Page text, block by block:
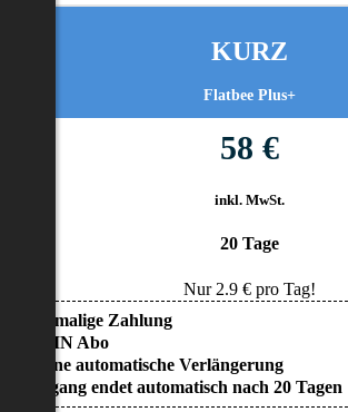
KURZ
Flatbee Plus+
58 €
inkl. MwSt.
20 Tage
Nur 2.9€ pro Tag!
• Einmalige Zahlung
• KEIN Abo
• Keine automatische Verlängerung
• Zugang endet automatisch nach 20 Tagen